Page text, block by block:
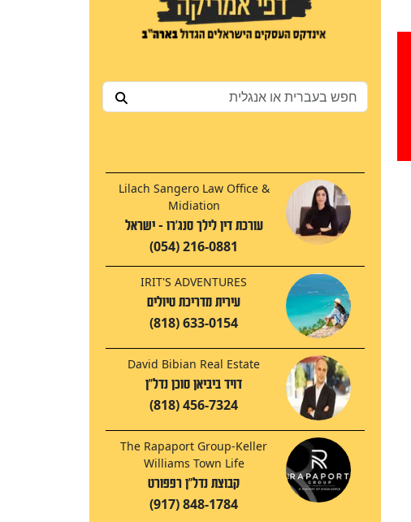
Lilach Sangero Law Office &
Midiation
עורכת דין לילך סנג'רו - ישראל
(054) 216-0881
IRIT'S ADVENTURES
עירית מדריכת טיולים
(818) 633-0154
David Bibian Real Estate
דויד ביביאן סוכן נדל"ן
(818) 456-7324
The Rapaport Group-Keller
Williams Town Life
קבוצת נדל"ן רפפורט
(917) 848-1784